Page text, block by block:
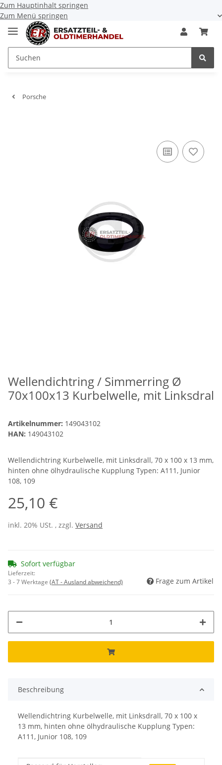
Zum Hauptinhalt springen
Zum Menü springen
Porsche
Wellendichtring / Simmerring Ø
70x100x13 Kurbelwelle, mit Linksdral
Artikelnummer: 149043102
HAN: 149043102
Wellendichtring Kurbelwelle, mit Linksdrall, 70 x 100 x 13 mm,
hinten ohne ölhydraulische Kupplung Typen: A111, Junior
108, 109
25,10 €
inkl. 20% USt. , zzgl. Versand
Sofort verfügbar
Lieferzeit:
3 - 7 Werktage (AT - Ausland abweichend) Frage zum Artikel
Beschreibung
Wellendichtring Kurbelwelle, mit Linksdrall, 70 x 100 x
13 mm, hinten ohne ölhydraulische Kupplung Typen:
A111, Junior 108, 109